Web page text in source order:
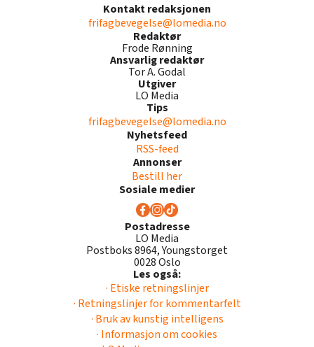
Kontakt redaksjonen
frifagbevegelse@lomedia.no
Redaktør
Frode Rønning
Ansvarlig redaktør
Tor A. Godal
Utgiver
LO Media
Tips
frifagbevegelse@lomedia.no
Nyhetsfeed
RSS-feed
Annonser
Bestill her
Sosiale medier
Postadresse
LO Media
Postboks 8964, Youngstorget
0028 Oslo
Les også:
· Etiske retningslinjer
· Retningslinjer for kommentarfelt
· Bruk av kunstig intelligens
· Informasjon om cookies